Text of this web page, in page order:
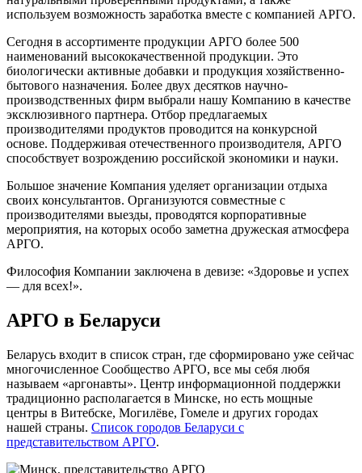
используем возможность заработка вместе с компанией АРГО.
Сегодня в ассортименте продукции АРГО более 500
наименований высококачественной продукции. Это
биологически активные добавки и продукция хозяйственно-
бытового назначения. Более двух десятков научно-
производственных фирм выбрали нашу Компанию в качестве
эксклюзивного партнера. Отбор предлагаемых
производителями продуктов проводится на конкурсной
основе. Поддерживая отечественного производителя, АРГО
способствует возрождению российской экономики и науки.
Большое значение Компания уделяет организации отдыха
своих консультантов. Организуются совместные с
производителями выезды, проводятся корпоративные
мероприятия, на которых особо заметна дружеская атмосфера
АРГО.
Философия Компании заключена в девизе: «Здоровье и успех
— для всех!».
АРГО в Беларуси
Беларусь входит в список стран, где сформировано уже сейчас
многочисленное Сообщество АРГО, все мы себя любя
называем «аргонавты». Центр информационной поддержки
традиционно располагается в Минске, но есть мощные
центры в Витебске, Могилёве, Гомеле и других городах
нашей страны. Список городов Беларуси с
представительством АРГО.